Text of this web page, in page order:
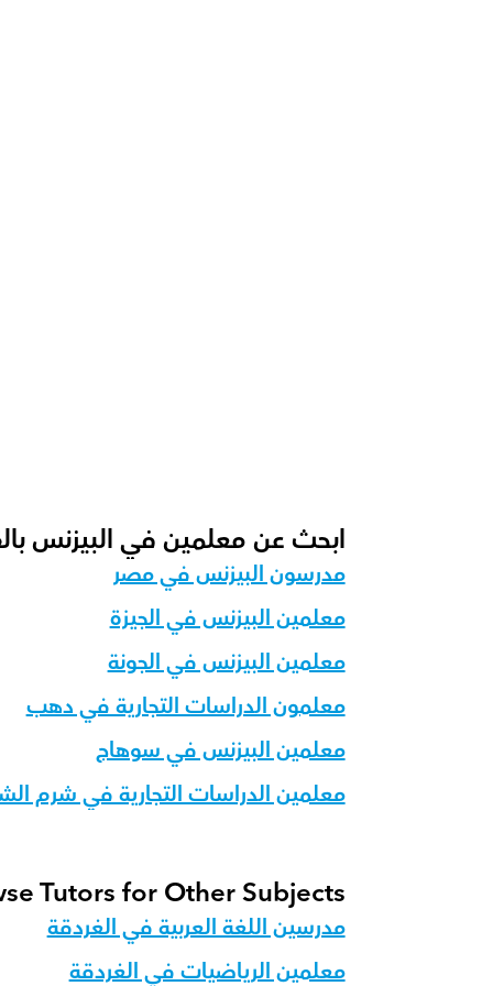
ابحث عن معلمين في البيزنس
مدرسون البيزنس في مصر
معلمين البيزنس في الجيزة
معلمين البيزنس في الجونة
معلمون الدراسات التجارية في دهب
معلمين البيزنس في سوهاج
معلمين الدراسات التجارية في شرم
Tutors for Other Subjects
مدرسين اللغة العربية في الغردقة
معلمين الرياضيات في الغردقة